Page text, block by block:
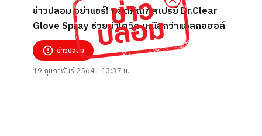
ข่าวปลอม อย่าแชร์! ผลิตภัณฑ์สเปรย์ Dr.Clear
Glove Spray ช่วยฆ่าโควิด เหนือกว่าแอลกอฮอล์
ข่าวปลอม
19 กุมภาพันธ์ 2564 | 13:37 น.